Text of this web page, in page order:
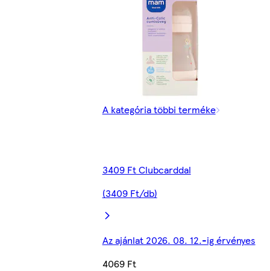
A kategória többi terméke
3409 Ft Clubcarddal
(3409 Ft/db)
Az ajánlat 2026. 08. 12.-ig érvényes
4069 Ft